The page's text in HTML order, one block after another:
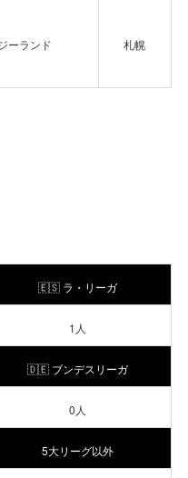
ーランド 札幌
🇪🇸 ラ・リーガ
1人
🇩🇪 ブンデスリーガ
0人
5大リーグ以外